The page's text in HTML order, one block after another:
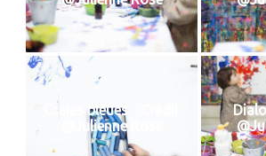
Craies bleues - Crédit
@Julienne Rose